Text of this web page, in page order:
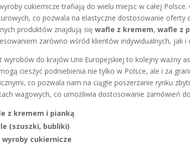
cukiernicze trafiają do wielu miejsc w całej
co pozwala na elastyczne dostosowanie oferty
produktów znajdują sięwafle z kremem,wafle z
zarówno wśród klientów indywidualnych, jak i
wyrobów do krajów Unii Europejskiej to kolejny ważny
cieszyć podniebienia nie tylko w Polsce, ale i za
co pozwala nam na ciągłe poszerzanie rynku
wagowych, co umożliwia dostosowanie zamówień
z kremem i pianką
(szuszki, bubliki)
wyroby cukiernicze